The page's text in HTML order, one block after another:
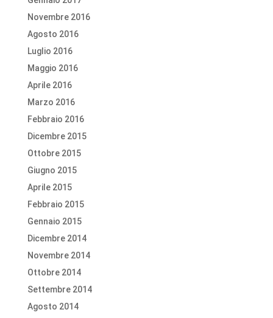
Novembre 2016
Agosto 2016
Luglio 2016
Maggio 2016
Aprile 2016
Marzo 2016
Febbraio 2016
Dicembre 2015
Ottobre 2015
Giugno 2015
Aprile 2015
Febbraio 2015
Gennaio 2015
Dicembre 2014
Novembre 2014
Ottobre 2014
Settembre 2014
Agosto 2014